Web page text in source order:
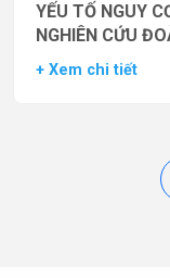
YẾU TỐ NGUY
NGHIÊN CỨU
+ Xem chi tiết